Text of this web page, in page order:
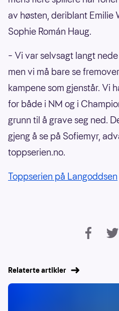
av høsten, deriblant Emilie
Sophie Román Haug.
– Vi var selvsagt langt
men vi må bare se
kampene som gjenstår. Vi
for både i NM og i
grunn til å grave seg ned.
gjeng å se på Sofiemyr,
toppserien.no.
Toppserien på Langoddsen
Relaterte artikler